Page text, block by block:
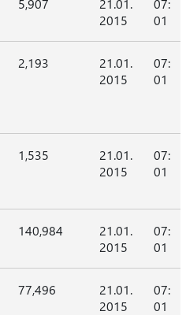
5,907
21.01.
2015
07:
01
2,193
21.01.
2015
07:
01
1,535
21.01.
2015
07:
01
140,984
21.01.
2015
07:
01
77,496
21.01.
2015
07:
01